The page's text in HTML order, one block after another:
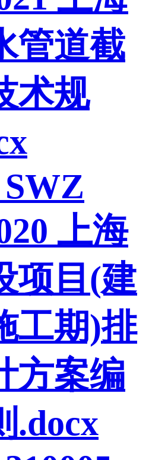
管道截
术规
上海
项目(建
工期)排
方案编
.docx